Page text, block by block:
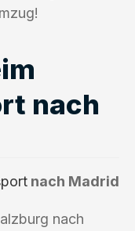
nach
nach Madrid
nach